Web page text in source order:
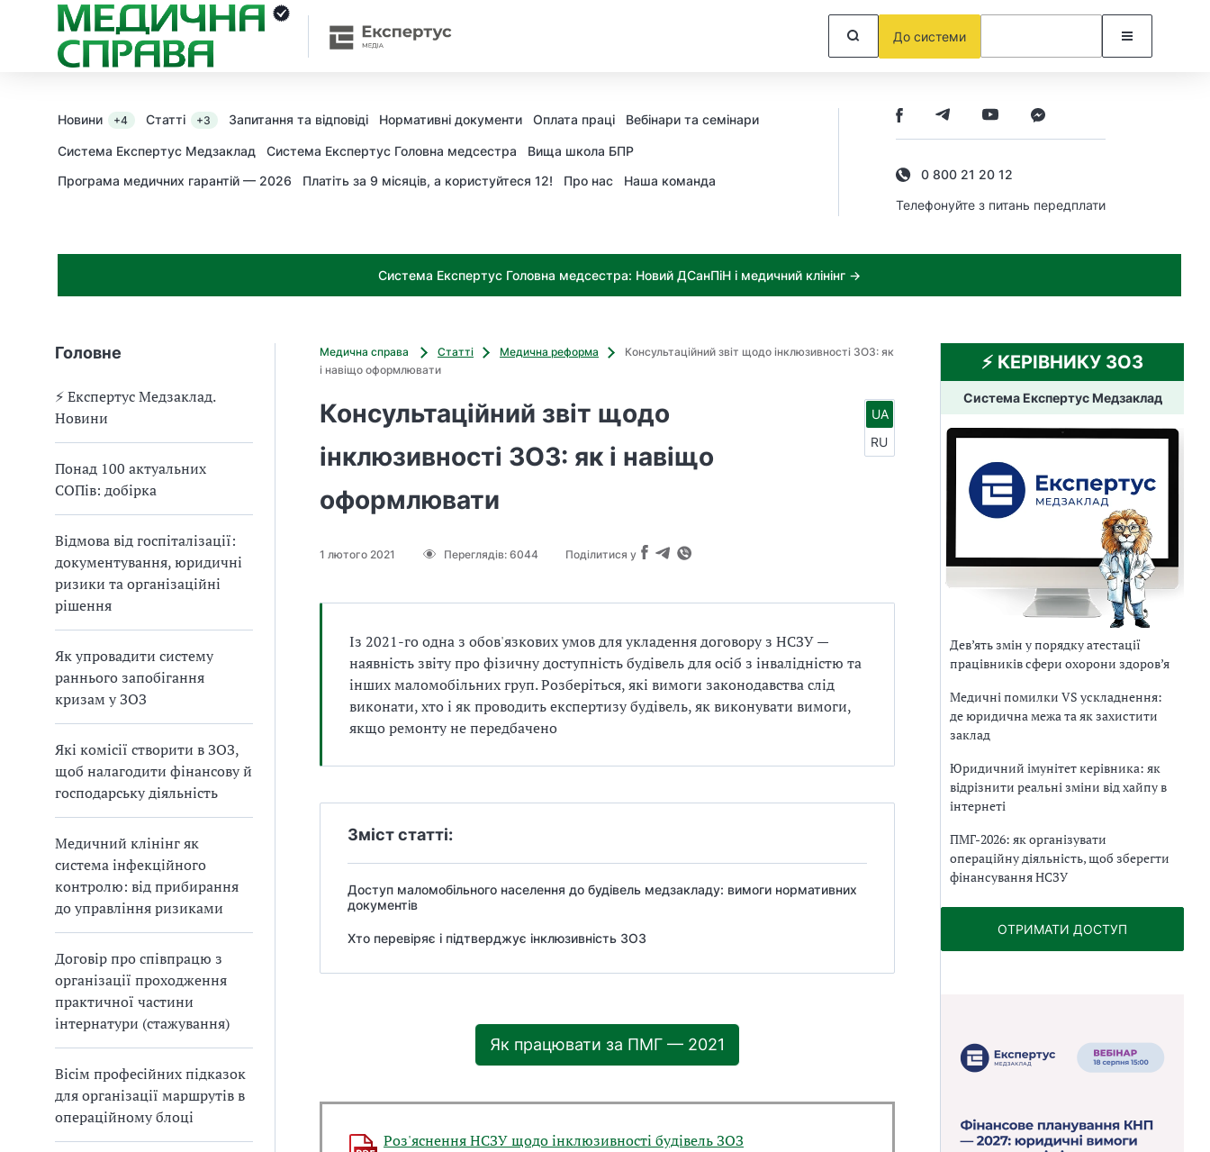
До системи
Новини +4 Статті +3 Запитання та відповіді Нормативні документи Оплата праці Вебінари та семінари
Система Експертус Медзаклад Система Експертус Головна медсестра
Вища школа БПР
Програма медичних гарантій — 2026
Платіть за 9 місяців, а користуйтеся 12! Про нас Наша команда
0 800 21 20 12
Телефонуйте з питань передплати
Система Експертус Головна медсестра: Новий ДСанПіН і медичний клінінг →
Головне
⚡️ Експертус Медзаклад.
Новини
Понад 100 актуальних
СОПів: добірка
Відмова від госпіталізації:
документування, юридичні
ризики та організаційні
рішення
Як упровадити систему
раннього запобігання
кризам у ЗОЗ
Які комісії створити в ЗОЗ,
щоб налагодити фінансову й
господарську діяльність
Медичний клінінг як
система інфекційного
контролю: від прибирання
до управління ризиками
Договір про співпрацю з
організації проходження
практичної частини
інтернатури (стажування)
Вісім професійних підказок
для організації маршрутів в
операційному блоці
Медична справа Статті Медична реформа
Консультаційний звіт щодо інклюзивності ЗОЗ: як
і навіщо оформлювати
Консультаційний звіт щодо
інклюзивності ЗОЗ: як і навіщо
оформлювати
1 лютого 2021 Переглядів: 6044 Поділитися у
UA
RU
Із 2021-го одна з обов'язкових умов для укладення договору з НСЗУ —
наявність звіту про фізичну доступність будівель для осіб з інвалідністю та
інших маломобільних груп. Розберіться, які вимоги законодавства слід
виконати, хто і як проводить експертизу будівель, як виконувати вимоги,
якщо ремонту не передбачено
Зміст статті:
Доступ маломобільного населення до будівель медзакладу: вимоги нормативних
документів
Хто перевіряє і підтверджує інклюзивність ЗОЗ
Як працювати за ПМГ — 2021
Роз'яснення НСЗУ щодо інклюзивності будівель ЗОЗ
⚡️ КЕРІВНИКУ ЗОЗ
Система Експертус Медзаклад
Дев’ять змін у порядку атестації
працівників сфери охорони здоров’я
Медичні помилки VS ускладнення:
де юридична межа та як захистити
заклад
Юридичний імунітет керівника: як
відрізнити реальні зміни від хайпу в
інтернеті
ПМГ-2026: як організувати
операційну діяльність, щоб зберегти
фінансування НСЗУ
ОТРИМАТИ ДОСТУП